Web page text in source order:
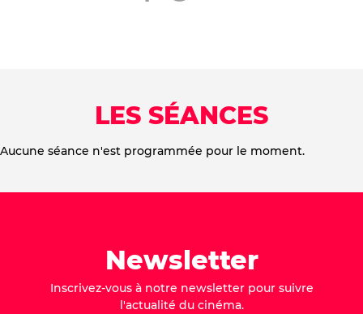
LES SÉANCES
Aucune séance n'est programmée pour le moment.
Newsletter
Inscrivez-vous à notre newsletter pour suivre
l'actualité du cinéma.